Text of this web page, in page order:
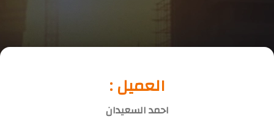
العميل :
احمد السعيدان